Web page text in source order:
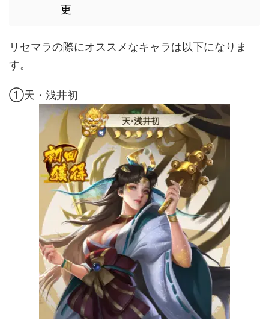
更
リセマラの際にオススメなキャラは以下になりま
す。
①天・浅井初